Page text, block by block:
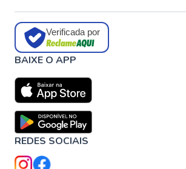
Verificada por
BAIXE O APP
REDES SOCIAIS